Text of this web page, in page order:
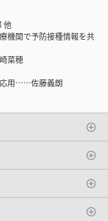
他
機関で予防接種情報を共
菜穂
用……佐藤義朗